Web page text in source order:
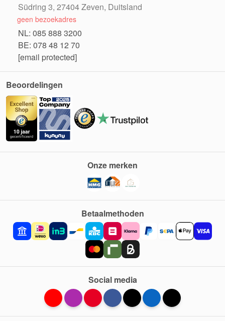
Südring 3, 27404 Zeven, Duitsland
geen bezoekadres
NL: 085 888 3200
BE: 078 48 12 70
[email protected]
Beoordelingen
Betaalmethoden
Onze merken
Social media